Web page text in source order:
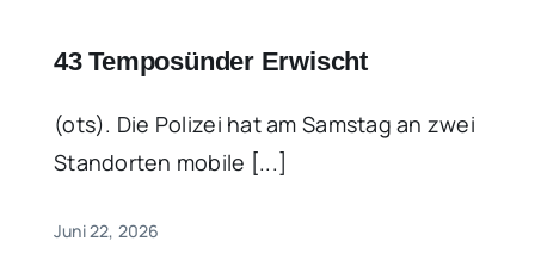
43 Temposünder Erwischt
(ots). Die Polizei hat am Samstag an zwei
Standorten mobile [...]
Juni 22, 2026